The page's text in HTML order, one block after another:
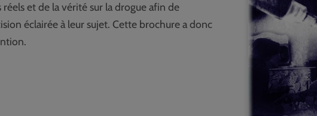
et de la vérité sur la drogue afin de
éclairée à leur sujet. Cette brochure a donc